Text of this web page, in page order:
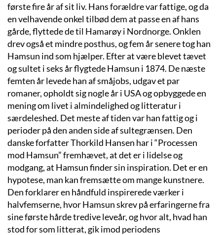
første fire år af sit liv. Hans forældre var fattige, og da
en velhavende onkel tilbød dem at passe en af hans
gårde, flyttede de til Hamarøy i Nordnorge. Onklen
drev også et mindre posthus, og fem år senere tog han
Hamsun ind som hjælper. Efter at være blevet tævet
og sultet i seks år flygtede Hamsun i 1874. De næste
femten år levede han af småjobs, udgav et par
romaner, opholdt sig nogle år i USA og opbyggede en
mening om livet i almindelighed og litteratur i
særdeleshed. Det meste af tiden var han fattig og i
perioder på den anden side af sultegrænsen. Den
danske forfatter Thorkild Hansen har i “Processen
mod Hamsun” fremhævet, at det er i lidelse og
modgang, at Hamsun finder sin inspiration. Det er en
hypotese, man kan fremsætte om mange kunstnere.
Den forklarer en håndfuld inspirerede værker i
halvfemserne, hvor Hamsun skrev på erfaringerne fra
sine første hårde tredive leveår, og hvor alt, hvad han
stod for som litterat, gik imod periodens